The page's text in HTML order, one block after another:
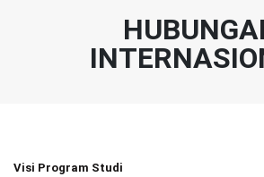
Visi Program Studi